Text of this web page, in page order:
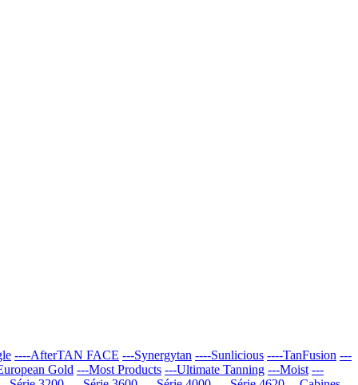
----AfterTAN FACE ---Synergytan ----Sunlicious ----TanFusion ---
Gold ---Most Products ---Ultimate Tanning ---Moist ---